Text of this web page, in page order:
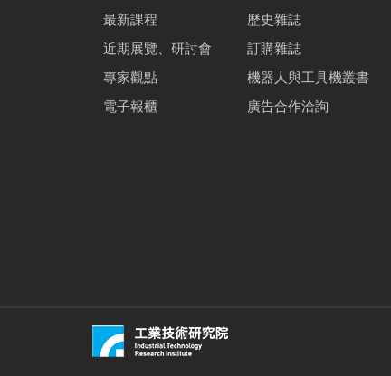
最新課程
近期展覽、研討會
專家觀點
電子報櫃
歷史雜誌
訂購雜誌
機器人與工具機叢書
廣告合作洽詢